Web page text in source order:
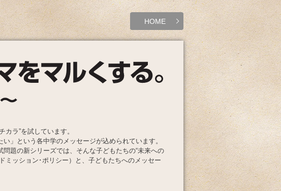
HOME
ラ”を試しています。
」という各中学のメッセージが込められています。
題の新シリーズでは、そんな子どもたちの“未来への
ミッション･ポリシー）と、子どもたちへのメッセー